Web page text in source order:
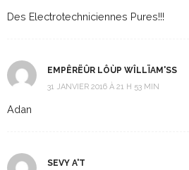
Des Electrotechniciennes Pures!!!
EMPÊRËÛR LÔÙP WÎLLÏAM'SS
31 JANVIER 2016 À 21 H 53 MIN
Adan
SEVY A'T